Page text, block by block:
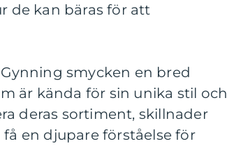
de kan bäras för att
smycken en bred
är kända för sin unika stil och
deras sortiment, skillnader
en djupare förståelse för